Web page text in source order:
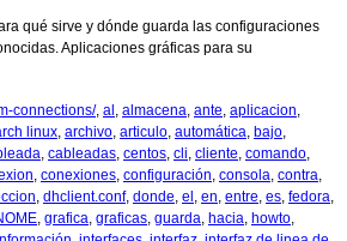
qué sirve y dónde guarda las configuraciones
Aplicaciones gráficas para su
connections/, al , almacena, ante, aplicacion,
linux, archivo, articulo, automática, bajo,
, cableadas, centos, cli, cliente, comando,
, conexiones, configuración, consola, contra,
, dhclient.conf, donde, el , en, entre, es, fedora,
, grafica, graficas, guarda, hacia, howto,